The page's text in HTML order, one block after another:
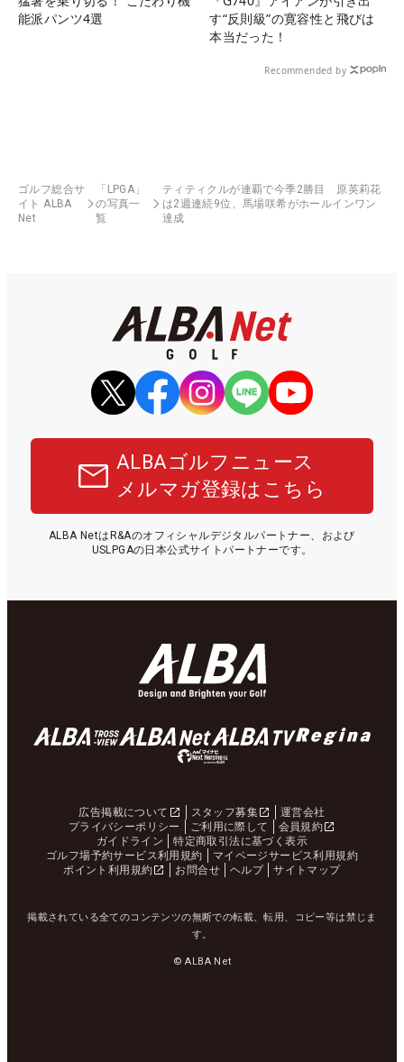
能派パンツ4選
す“反則級”の寛容性と飛びは
本当だった！
Recommended by
ゴルフ総合サ
イト ALBA
Net
「LPGA」
の写真一
覧
ティティクルが連覇で今季2勝目 原英莉花
は2週連続9位、馬場咲希がホールインワン
達成
ALBAゴルフニュース
メルマガ登録はこちら
ALBA NetはR&Aのオフィシャルデジタルパートナー、および
USLPGAの日本公式サイトパートナーです。
広告掲載について スタッフ募集
運営会社
プライバシーポリシー
ご利用に際して
会員規約
ガイドライン
特定商取引法に基づく表示
ゴルフ場予約サービス利用規約
マイページサービス利用規約
ポイント利用規約
お問合せ ヘルプ サイトマップ
掲載されている全てのコンテンツの無断での転載、転用、コピー等は禁じま
す。
© ALBA Net